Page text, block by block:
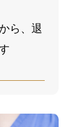
ら、退